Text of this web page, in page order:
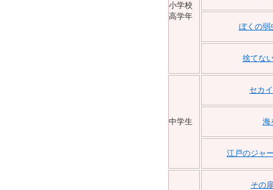
小学校
高学年
ぼくの弱
捨てな
中学生
セカ
海
江戸のジャ
その